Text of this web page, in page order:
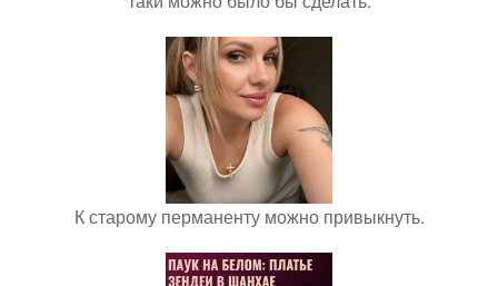
К старому перманенту можно привыкнуть.